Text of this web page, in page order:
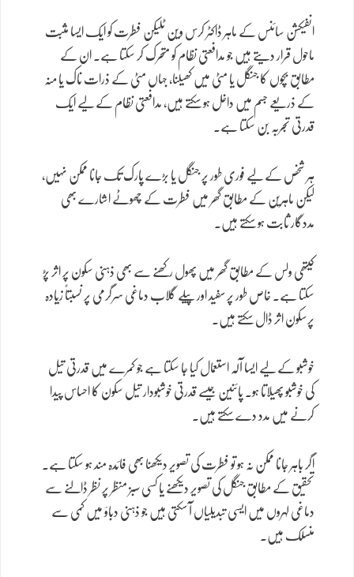
انفیکشن سائنس کے ماہر ڈاکٹر کرس وین ٹلیکن فطرت کو ایک ایسا مثبت
ماحول قرار دیتے ہیں جو مدافعتی نظام کو متحرک کر سکتا ہے۔ ان کے
مطابق بچوں کا جنگل یا مٹی میں کھیلنا، جہاں مٹی کے ذرات ناک یا منہ
کے ذریعے جسم میں داخل ہو سکتے ہیں، مدافعتی نظام کے لیے ایک
قدرتی تجربہ بن سکتا ہے۔
ہر شخص کے لیے فوری طور پر جنگل یا بڑے پارک تک جانا ممکن نہیں،
لیکن ماہرین کے مطابق گھر میں فطرت کے چھوٹے اشارے بھی
مددگار ثابت ہو سکتے ہیں۔
کیتھی ولس کے مطابق گھر میں پھول رکھنے سے بھی ذہنی سکون پر اثر پڑ
سکتا ہے۔ خاص طور پر سفید اور پیلے گلاب دماغی سرگرمی پر نسبتاً زیادہ
پرسکون اثر ڈال سکتے ہیں۔
خوشبو کے لیے ایسا آلہ استعمال کیا جا سکتا ہے جو کمرے میں قدرتی تیل
کی خوشبو پھیلاتا ہو۔ پائنین جیسے قدرتی خوشبودار تیل سکون کا احساس پیدا
کرنے میں مدد دے سکتے ہیں۔
اگر باہر جانا ممکن نہ ہو تو فطرت کی تصویر دیکھنا بھی فائدہ مند ہو سکتا ہے۔
تحقیق کے مطابق جنگل کی تصویر دیکھنے یا کسی سبز منظر پر نظر ڈالنے سے
دماغی لہروں میں ایسی تبدیلیاں آ سکتی ہیں جو ذہنی دباؤ میں کمی سے
منسلک ہیں۔